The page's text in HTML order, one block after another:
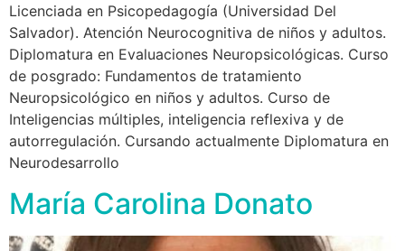
Licenciada en Psicopedagogía (Universidad Del
Salvador). Atención Neurocognitiva de niños y adultos.
Diplomatura en Evaluaciones Neuropsicológicas. Curso
de posgrado: Fundamentos de tratamiento
Neuropsicológico en niños y adultos. Curso de
Inteligencias múltiples, inteligencia reflexiva y de
autorregulación. Cursando actualmente Diplomatura en
Neurodesarrollo
María Carolina Donato